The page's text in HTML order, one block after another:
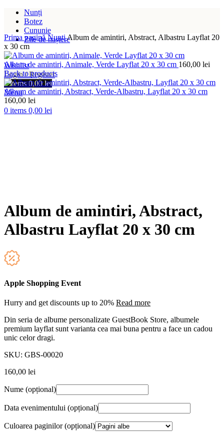
Nunți
Botez
Cununie
Zile de naștere
Wishlist
Login / Register
0items 0,00lei
Menu
0 items 0,00 lei
Prima paginăNunțiAlbum de amintiri, Abstract, Albastru Layflat 20
x 30 cm
Album de amintiri, Animale, Verde Layflat 20 x 30 cm 160,00 lei
Back to products
Album de amintiri, Abstract, Verde-Albastru, Layflat 20 x 30 cm
160,00 lei
Album de amintiri, Abstract,
Albastru Layflat 20 x 30 cm
Apple Shopping Event
Hurry and get discounts up to 20% Read more
Din seria de albume personalizate GuestBook Store, albumele
premium layflat sunt varianta cea mai buna pentru a face un cadou
unic celor dragi.
SKU: GBS-00020
160,00 lei
Nume (opțional)
Data evenimentului (opțional)
Culoarea paginilor(opțional)